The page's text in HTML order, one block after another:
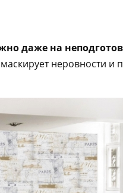
даже на
неровности и